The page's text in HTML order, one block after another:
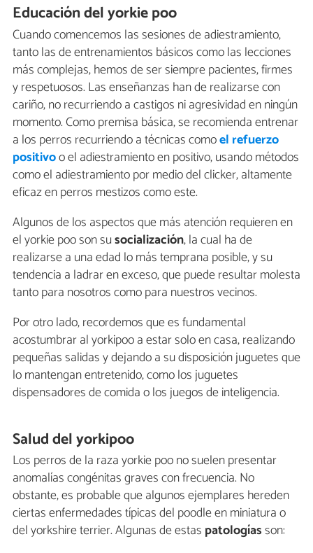
Educación del yorkie poo
Cuando comencemos las sesiones de adiestramiento,
tanto las de entrenamientos básicos como las lecciones
más complejas, hemos de ser siempre pacientes, firmes
y respetuosos. Las enseñanzas han de realizarse con
cariño, no recurriendo a castigos ni agresividad en ningún
momento. Como premisa básica, se recomienda entrenar
a los perros recurriendo a técnicas comoel refuerzo
positivoo el adiestramiento en positivo, usando métodos
como el adiestramiento por medio del clicker, altamente
eficaz en perros mestizos como este.
Algunos de los aspectos que más atención requieren en
el yorkie poo son susocialización, la cual ha de
realizarse a una edad lo más temprana posible, y su
tendencia a ladrar en exceso, que puede resultar molesta
tanto para nosotros como para nuestros vecinos.
Por otro lado, recordemos que es fundamental
acostumbrar al yorkipoo a estar solo en casa, realizando
pequeñas salidas y dejando a su disposición juguetes que
lo mantengan entretenido, como los juguetes
dispensadores de comida o los juegos de inteligencia.
Salud del yorkipoo
Los perros de la raza yorkie poo no suelen presentar
anomalías congénitas graves con frecuencia. No
obstante, es probable que algunos ejemplares hereden
ciertas enfermedades típicas del poodle en miniatura o
del yorkshire terrier. Algunas de estas patologíasson: